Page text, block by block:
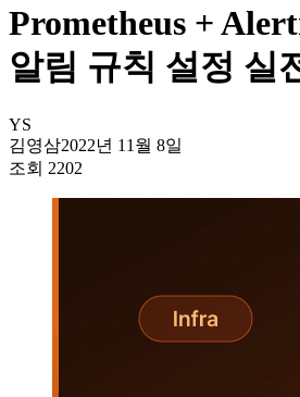
Prometheus +
알림 규칙 설정 실
YS
김영삼2022년 11월 8일
조회 2202